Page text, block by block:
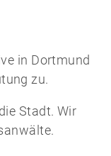
in Dortmund
zu.
Stadt. Wir